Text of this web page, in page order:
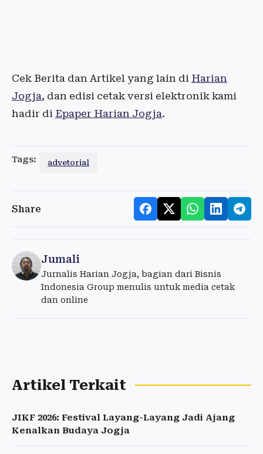
Cek Berita dan Artikel yang lain di Harian
Jogja, dan edisi cetak versi elektronik kami
hadir di Epaper Harian Jogja.
Tags: advetorial
Share
Jumali
Jurnalis Harian Jogja, bagian dari Bisnis
Indonesia Group menulis untuk media cetak
dan online
Artikel Terkait
JIKF 2026: Festival Layang-Layang Jadi Ajang
Kenalkan Budaya Jogja